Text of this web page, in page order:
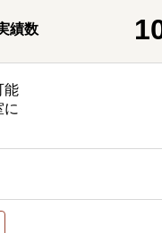
績数
能
に